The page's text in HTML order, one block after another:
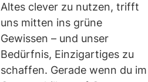
Altes clever zu nutzen, trifft
uns mitten ins grüne
Gewissen – und unser
Bedürfnis, Einzigartiges zu
schaffen. Gerade wenn du im